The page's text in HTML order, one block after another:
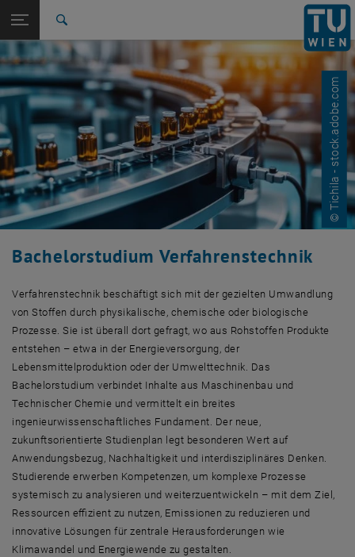
TU Login
Quicklinks
Quicklinks-Menü umschalten
Studium
International
Karriere
Zur 1. Menü Ebene
Zurück: Subseiten von Bachelorstudien auflisten
Zurück zur letzten Ebene:
Bachelorstudien
Verfahrenstechnik
Studien-VoR-Phase
Studien-VoR-Phase
FAQ
Vorregistrierung
, öffnet eine externe URL in einem neuen Fenster
Vorregistrierung © Tichila - stock.adobe.com
Bachelorstudium Verfahrenstechnik
Verfahrenstechnik beschäftigt sich mit der gezielten Umwandlung
von Stoffen durch physikalische, chemische oder biologische
Prozesse. Sie ist überall dort gefragt, wo aus Rohstoffen Produkte
entstehen – etwa in der Energieversorgung, der
Lebensmittelproduktion oder der Umwelttechnik. Das
Bachelorstudium verbindet Inhalte aus Maschinenbau und
Technischer Chemie und vermittelt ein breites
ingenieurwissenschaftliches Fundament. Der neue,
zukunftsorientierte Studienplan legt besonderen Wert auf
Anwendungsbezug, Nachhaltigkeit und interdisziplinäres Denken.
Studierende erwerben Kompetenzen, um komplexe Prozesse
systemisch zu analysieren und weiterzuentwickeln – mit dem Ziel,
Ressourcen effizient zu nutzen, Emissionen zu reduzieren und
innovative Lösungen für zentrale Herausforderungen wie
Klimawandel und Energiewende zu gestalten.